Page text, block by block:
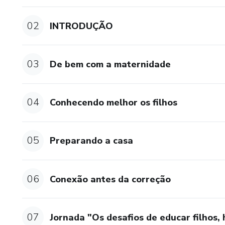
02 INTRODUÇÃO
03 De bem com a maternidade
04 Conhecendo melhor os filhos
05 Preparando a casa
06 Conexão antes da correção
07 Jornada "Os desafios de educar filhos,